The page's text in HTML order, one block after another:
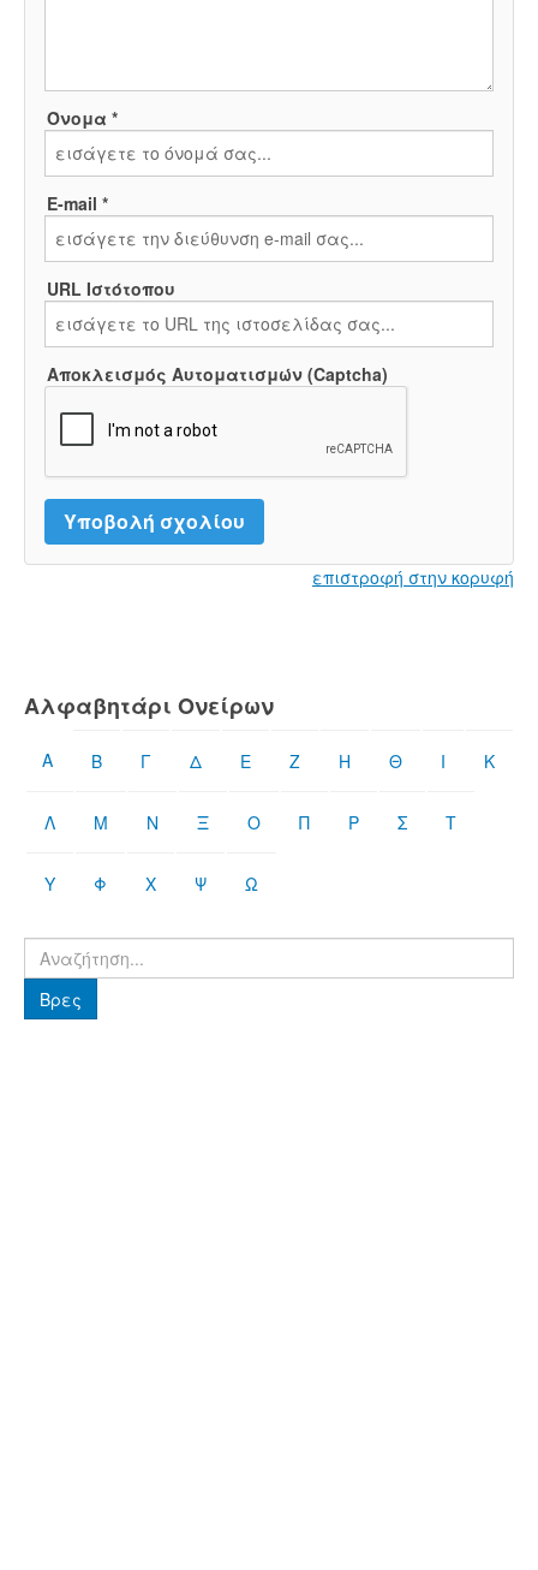
Όνομα *
E-mail *
URL Ιστότοπου
Αποκλεισμός Αυτοματισμών (Captcha)
επιστροφή στην κορυφή
Αλφαβητάρι Ονείρων
Α Β Γ Δ Ε Ζ Η Θ Ι Κ
Λ Μ Ν Ξ Ο Π Ρ Σ Τ
Υ Φ Χ Ψ Ω
Βρες
Βρες